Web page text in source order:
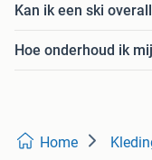
Kan ik een ski
Hoe onderhoud ik
Home